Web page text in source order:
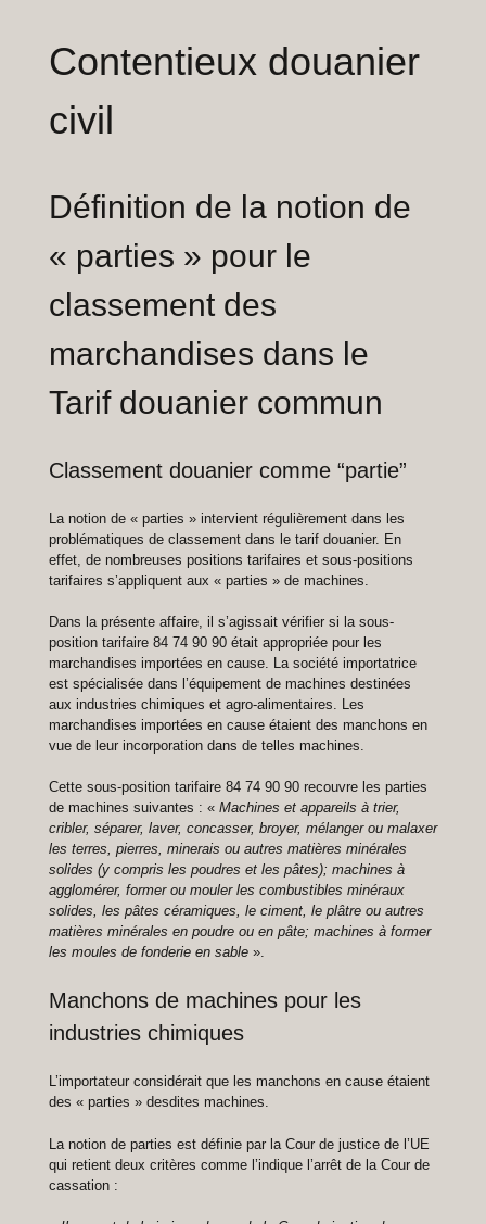
Contentieux douanier
civil
Définition de la notion de
« parties » pour le
classement des
marchandises dans le
Tarif douanier commun
Classement douanier comme “partie”
La notion de « parties » intervient régulièrement dans les
problématiques de classement dans le tarif douanier. En
effet, de nombreuses positions tarifaires et sous-positions
tarifaires s’appliquent aux « parties » de machines.
Dans la présente affaire, il s’agissait vérifier si la sous-
position tarifaire 84 74 90 90 était appropriée pour les
marchandises importées en cause. La société importatrice
est spécialisée dans l’équipement de machines destinées
aux industries chimiques et agro-alimentaires. Les
marchandises importées en cause étaient des manchons en
vue de leur incorporation dans de telles machines.
Cette sous-position tarifaire 84 74 90 90 recouvre les parties
de machines suivantes : « Machines et appareils à trier,
cribler, séparer, laver, concasser, broyer, mélanger ou malaxer
les terres, pierres, minerais ou autres matières minérales
solides (y compris les poudres et les pâtes); machines à
agglomérer, former ou mouler les combustibles minéraux
solides, les pâtes céramiques, le ciment, le plâtre ou autres
matières minérales en poudre ou en pâte; machines à former
les moules de fonderie en sable».
Manchons de machines pour les
industries chimiques
L’importateur considérait que les manchons en cause étaient
des « parties » desdites machines.
La notion de parties est définie par la Cour de justice de l’UE
qui retient deux critères comme l’indique l’arrêt de la Cour de
cassation :